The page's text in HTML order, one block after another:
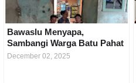
Bawaslu Menyapa,
Sambangi Warga Batu Pahat
December 02, 2025